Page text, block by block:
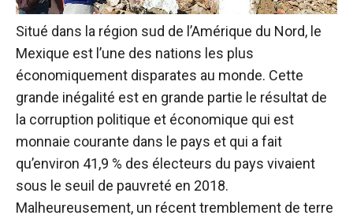
Situé dans la région sud de l’Amérique du Nord, le
Mexique est l’une des nations les plus
économiquement disparates au monde. Cette
grande inégalité est en grande partie le résultat de
la corruption politique et économique qui est
monnaie courante dans le pays et qui a fait
qu’environ 41,9 % des électeurs du pays vivaient
sous le seuil de pauvreté en 2018.
Malheureusement, un récent tremblement de terre